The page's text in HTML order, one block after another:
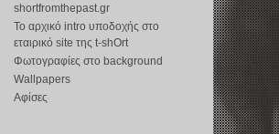
shortfromthepast.gr
Το αρχικό intro υποδοχής στο
εταιρικό site της t-shOrt
Φωτογραφίες στο background
Wallpapers
Αφίσες